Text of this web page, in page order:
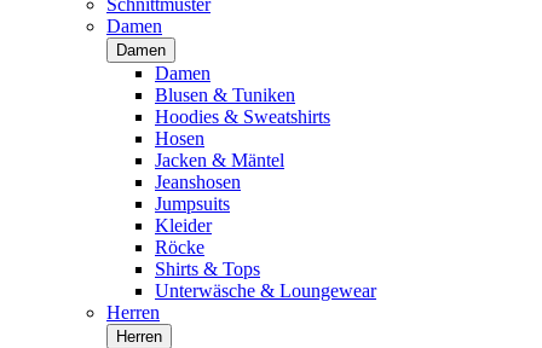
Schnittmuster
Damen
Damen
Damen
Blusen & Tuniken
Hoodies & Sweatshirts
Hosen
Jacken & Mäntel
Jeanshosen
Jumpsuits
Kleider
Röcke
Shirts & Tops
Unterwäsche & Loungewear
Herren
Herren